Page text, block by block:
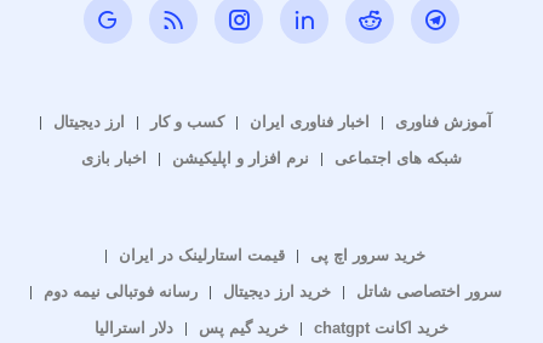
آموزش فناوری اخبار فناوری ایران کسب و کار
ارز دیجیتال
شبکه های اجتماعی
نرم افزار و اپلیکیشن اخبار بازی
خرید سرور اچ پی
قیمت استارلینک در ایران
سرور اختصاصی شاتل
خرید ارز دیجیتال
رسانه فوتبالی نیمه دوم
خرید اکانت chatgpt
خرید گیم پس دلار استرالیا